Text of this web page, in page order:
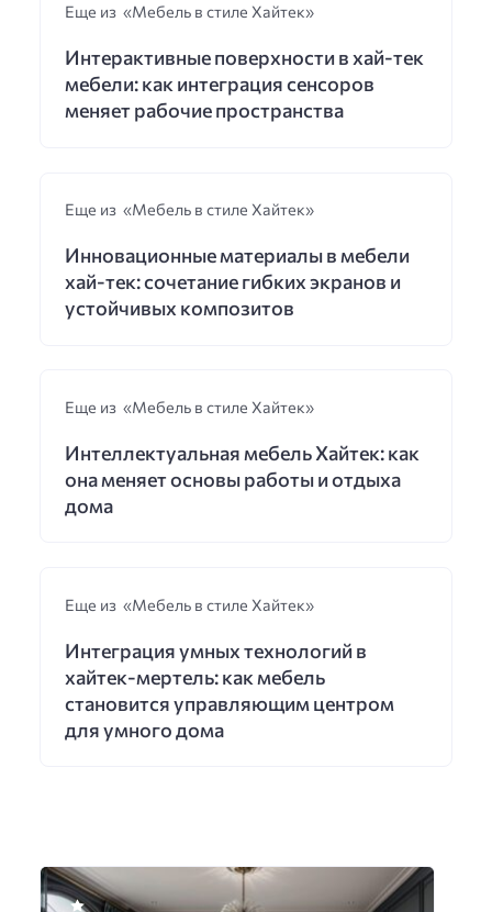
Еще из «Мебель в стиле Хайтек»
Интерактивные поверхности в хай-тек
мебели: как интеграция сенсоров
меняет рабочие пространства
Еще из «Мебель в стиле Хайтек»
Инновационные материалы в мебели
хай-тек: сочетание гибких экранов и
устойчивых композитов
Еще из «Мебель в стиле Хайтек»
Интеллектуальная мебель Хайтек: как
она меняет основы работы и отдыха
дома
Еще из «Мебель в стиле Хайтек»
Интеграция умных технологий в
хайтек-мертель: как мебель
становится управляющим центром
для умного дома